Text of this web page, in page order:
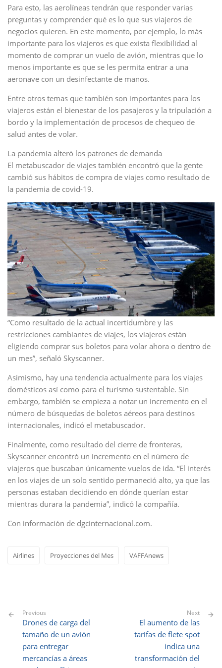
Para esto, las aerolíneas tendrán que responder varias
preguntas y comprender qué es lo que sus viajeros de
negocios quieren. En este momento, por ejemplo, lo más
importante para los viajeros es que exista flexibilidad al
momento de comprar un vuelo de avión, mientras que lo
menos importante es que se les permita entrar a una
aeronave con un desinfectante de manos.
Entre otros temas que también son importantes para los
viajeros están el bienestar de los pasajeros y la tripulación a
bordo y la implementación de procesos de chequeo de
salud antes de volar.
La pandemia alteró los patrones de demanda
El metabuscador de viajes también encontró que la gente
cambió sus hábitos de compra de viajes como resultado de
la pandemia de covid-19.
“Como resultado de la actual incertidumbre y las
restricciones cambiantes de viajes, los viajeros están
eligiendo comprar sus boletos para volar ahora o dentro de
un mes”, señaló Skyscanner.
Asimismo, hay una tendencia actualmente para los viajes
domésticos así como para el turismo sustentable. Sin
embargo, también se empieza a notar un incremento en el
número de búsquedas de boletos aéreos para destinos
internacionales, indicó el metabuscador.
Finalmente, como resultado del cierre de fronteras,
Skyscanner encontró un incremento en el número de
viajeros que buscaban únicamente vuelos de ida. “El interés
en los viajes de un solo sentido permaneció alto, ya que las
personas estaban decidiendo en dónde querían estar
mientras durara la pandemia”, indicó la compañía.
Con información de dgcinternacional.com.
Airlines Proyecciones del Mes VAFFAnews
Previous
Drones de carga del
tamaño de un avión
para entregar
mercancías a áreas
Next
El aumento de las
tarifas de flete spot
indica una
transformación del